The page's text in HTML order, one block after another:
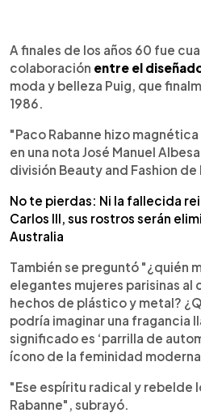
A finales de los años 60 fue
colaboración entre el
moda y belleza Puig, que
1986.
"Paco Rabanne hizo
en una nota José Manuel
división Beauty and Fashion de
No te pierdas: Ni la fallecida
Carlos III, sus rostros serán
Australia
También se preguntó "¿quién
elegantes mujeres parisinas al
hechos de plástico y metal?
podría imaginar una fragancia
significado es ‘parrilla de
ícono de la feminidad
"Ese espíritu radical y rebelde
Rabanne", subrayó.